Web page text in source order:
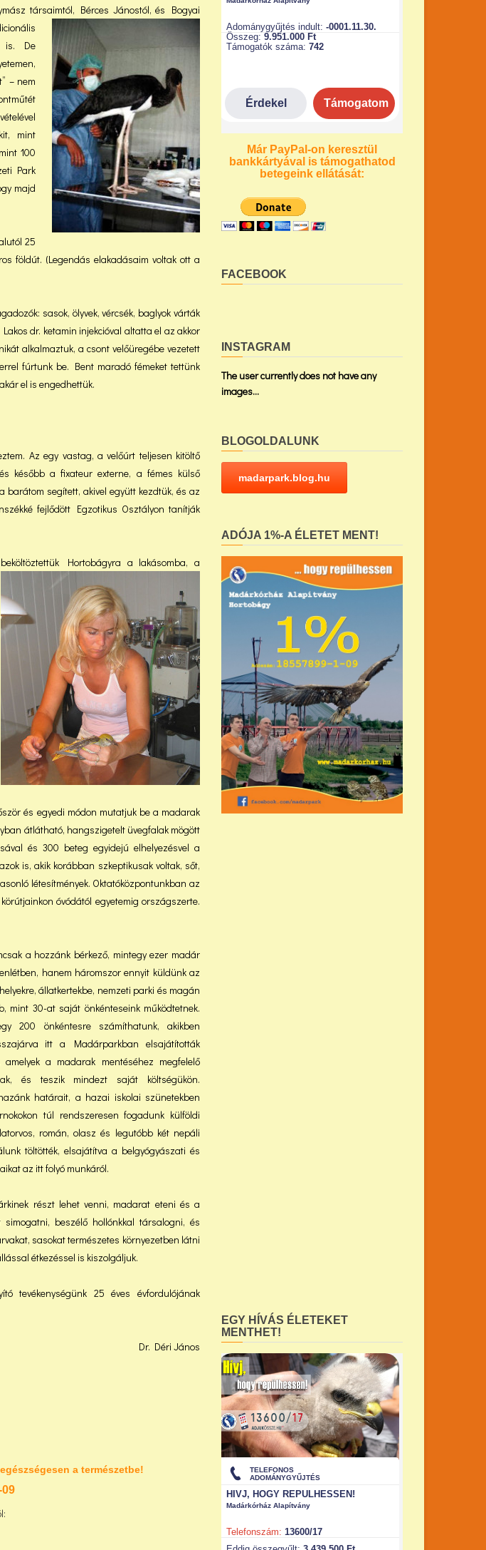
társaimtól, Bérces Jánostól, és Bogyai
is. De
– nem
mint
100
Park
majd
25
földút. (Legendás elakadásaim voltak ott a
sasok, ölyvek, vércsék, baglyok várták
dr. ketamin injekcióval altatta el az akkor
alkalmaztuk, a csont velőüregébe vezetett
fúrtunk be. Bent maradó fémeket tettünk
el is engedhettük.
Az egy vastag, a velőúrt teljesen kitöltő
később a fixateur externe, a fémes külső
segített, akivel együtt kezdtük, és az
fejlődött Egzotikus Osztályon tanítják
Hortobágyra a lakásomba, a
és egyedi módon mutatjuk be a madarak
átlátható, hangszigetelt üvegfalak mögött
és 300 beteg egyidejú elhelyezésvel a
is, akik korábban szkeptikusak voltak, sőt,
létesítmények. Oktatóközpontunkban az
óvódától egyetemig országszerte.
a hozzánk bérkező, mintegy ezer madár
hanem háromszor ennyit küldünk az
állatkertekbe, nemzeti parki és magán
mint 30-at saját önkénteseink működtetnek.
200 önkéntesre számíthatunk, akikben
itt a Madárparkban elsajátították
a madarak mentéséhez megfelelő
és teszik mindezt saját költségükön.
határait, a hazai iskolai szünetekben
túl rendszeresen fogadunk külföldi
román, olasz és legutóbb két nepáli
töltötték, elsajátítva a belgyógyászati és
az itt folyó munkáról.
részt lehet venni, madarat eteni és a
beszélő hollónkkal társalogni, és
sasokat természetes környezetben látni
étkezéssel is kiszolgáljuk.
tevékenységünk 25 éves évfordulójának
Dr. Déri János
a természetbe!
09
Már PayPal-on keresztül
bankkártyával is támogathatod
betegeink ellátását:
FACEBOOK
INSTAGRAM
The user currently does not have any
images...
BLOGOLDALUNK
madarpark.blog.hu
ADÓJA 1%-A ÉLETET MENT!
EGY HÍVÁS ÉLETEKET
MENTHET!